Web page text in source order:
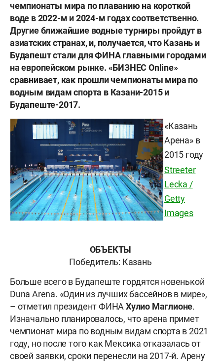
чемпионаты мира по плаванию на короткой
воде в 2022-м и 2024-м годах соответственно.
Другие ближайшие водные турниры пройдут в
азиатских странах, и, получается, что Казань и
Будапешт стали для ФИНА главными городами
на европейском рынке. «БИЗНЕС Online»
сравнивает, как прошли чемпионаты мира по
водным видам спорта в Казани-2015 и
Будапеште-2017.
«Казань
Арена» в
2015 году
Streeter
Lecka /
Getty
Images
ОБЪЕКТЫ
Победитель: Казань
Больше всего в Будапеште гордятся новенькой
Duna Arena. «Один из лучших бассейнов в мире»,
– отметил президент ФИНАХулио Маглионе.
Изначально планировалось, что арена примет
чемпионат мира по водным видам спорта в 2021
году, но после того как Мексика отказалась от
своей заявки, сроки перенесли на 2017-й. Арену